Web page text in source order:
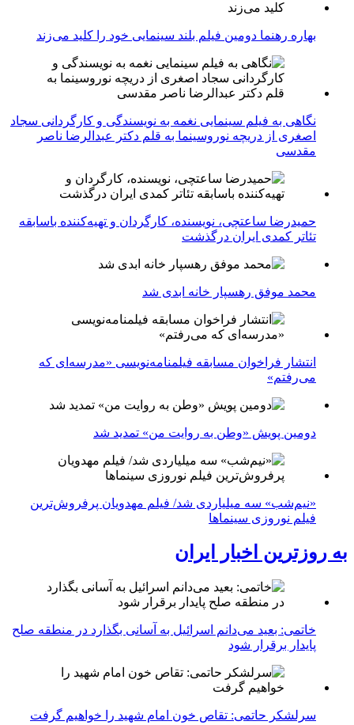
بهاره رهنما دومین فیلم بلند سینمایی خود را کلید می‌زند
نگاهی به فیلم سینمایی نغمه به نویسندگی و کارگردانی سجاد
اصغری از دریچه نوروسینما به قلم دکتر عبدالرضا ناصر
مقدسی
حمیدرضا ساعتچی، نویسنده، کارگردان و تهیه‌کننده باسابقه
تئاتر کمدی ایران درگذشت
محمد موفق رهسپار خانه ابدی شد
انتشار فراخوان مسابقه فیلمنامه‌نویسی «مدرسه‌ای که
می‌رفتم»
دومین پویش «وطن به روایت من» تمدید شد
«نیم‌شب» سه میلیاردی شد/ فیلم مهدویان پرفروش‌ترین
فیلم نوروزی سینماها
به روزترین اخبار ایران
خاتمی: بعید می‌دانم اسرائیل به آسانی بگذارد در منطقه صلح
پایدار برقرار شود
سرلشکر حاتمی: تقاص خون امام شهید را خواهیم گرفت